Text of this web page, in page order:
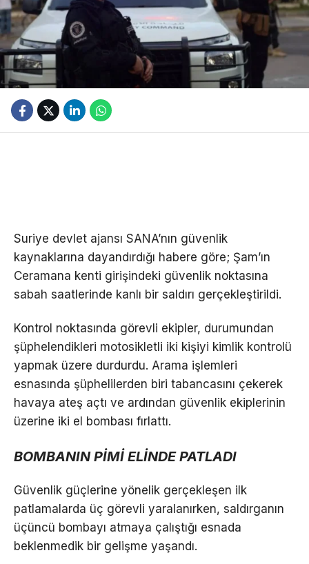
Suriye devlet ajansı SANA’nın güvenlik
kaynaklarına dayandırdığı habere göre; Şam’ın
Ceramana kenti girişindeki güvenlik noktasına
sabah saatlerinde kanlı bir saldırı gerçekleştirildi.
Kontrol noktasında görevli ekipler, durumundan
şüphelendikleri motosikletli iki kişiyi kimlik kontrolü
yapmak üzere durdurdu. Arama işlemleri
esnasında şüphelilerden biri tabancasını çekerek
havaya ateş açtı ve ardından güvenlik ekiplerinin
üzerine iki el bombası fırlattı.
BOMBANIN PİMİ ELİNDE PATLADI
Güvenlik güçlerine yönelik gerçekleşen ilk
patlamalarda üç görevli yaralanırken, saldırganın
üçüncü bombayı atmaya çalıştığı esnada
beklenmedik bir gelişme yaşandı.